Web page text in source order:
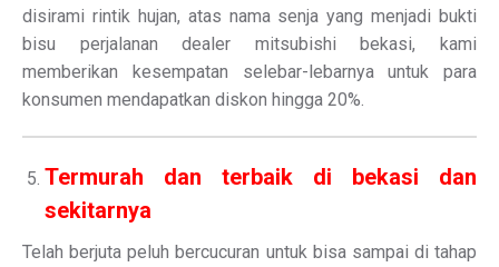
disirami rintik hujan, atas nama senja yang menjadi bukti
bisu perjalanan dealer mitsubishi bekasi, kami
memberikan kesempatan selebar-lebarnya untuk para
konsumen mendapatkan diskon hingga 20%.
Termurah dan terbaik di bekasi dan
sekitarnya
Telah berjuta peluh bercucuran untuk bisa sampai di tahap